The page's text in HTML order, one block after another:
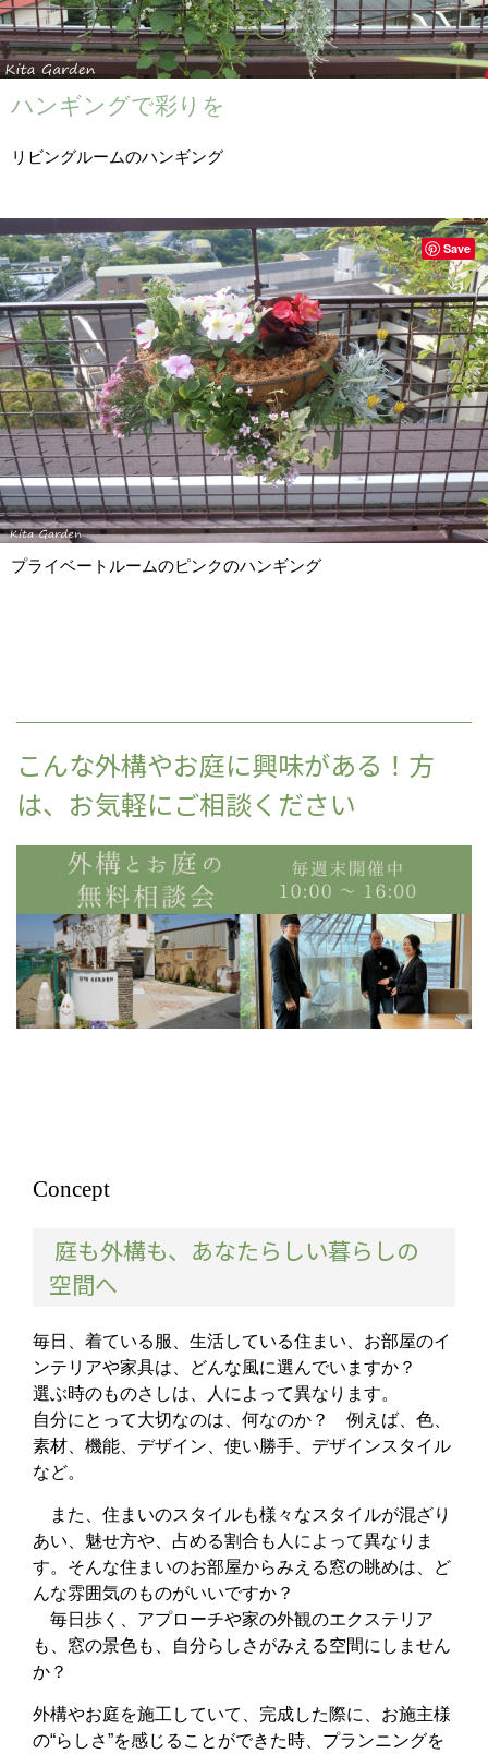
ハンギングで彩りを
リビングルームのハンギング
プライベートルームのピンクのハンギング
Save
こんな外構やお庭に興味がある！方
は、お気軽にご相談ください
Concept
庭も外構も、あなたらしい暮らしの
空間へ
毎日、着ている服、生活している住まい、お部屋のイ
ンテリアや家具は、どんな風に選んでいますか？
選ぶ時のものさしは、人によって異なります。
自分にとって大切なのは、何なのか？ 例えば、色、
素材、機能、デザイン、使い勝手、デザインスタイル
など。
また、住まいのスタイルも様々なスタイルが混ざり
あい、魅せ方や、占める割合も人によって異なりま
す。そんな住まいのお部屋からみえる窓の眺めは、ど
んな雰囲気のものがいいですか？
毎日歩く、アプローチや家の外観のエクステリア
も、窓の景色も、自分らしさがみえる空間にしません
か？
外構やお庭を施工していて、完成した際に、お施主様
の“らしさ”を感じることができた時、プランニングを